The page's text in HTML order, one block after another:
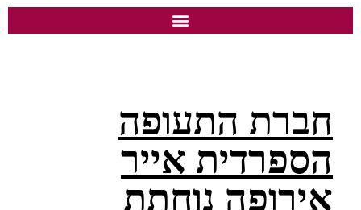
חברת התעופה
הספרדית אייר
אירופה נוחתת